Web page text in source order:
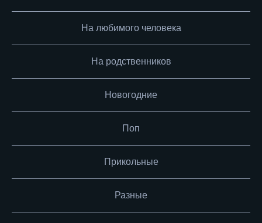
На любимого человека
На родственников
Новогодние
Поп
Прикольные
Разные